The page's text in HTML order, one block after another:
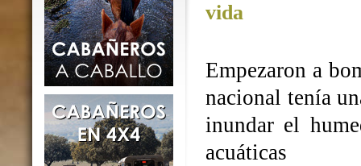
vida
Empezaron a
nacional tenía
inundar el
acuáticas